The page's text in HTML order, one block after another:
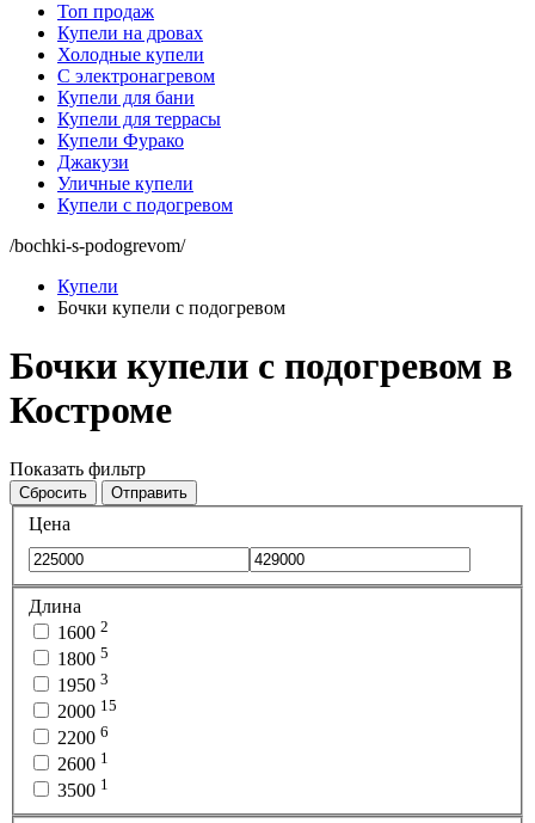
Топ продаж
Купели на дровах
Холодные купели
С электронагревом
Купели для бани
Купели для террасы
Купели Фурако
Джакузи
Уличные купели
Купели с подогревом
/bochki-s-podogrevom/
Купели
Бочки купели с подогревом
Бочки купели с подогревом в
Костроме
Показать фильтр
Сбросить Отправить
Цена
Длина
1600 2
1800 5
1950 3
2000 15
2200 6
2600 1
3500 1